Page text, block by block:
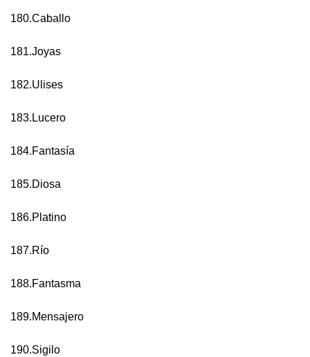
180.Caballo
181.Joyas
182.Ulises
183.Lucero
184.Fantasía
185.Diosa
186.Platino
187.Río
188.Fantasma
189.Mensajero
190.Sigilo